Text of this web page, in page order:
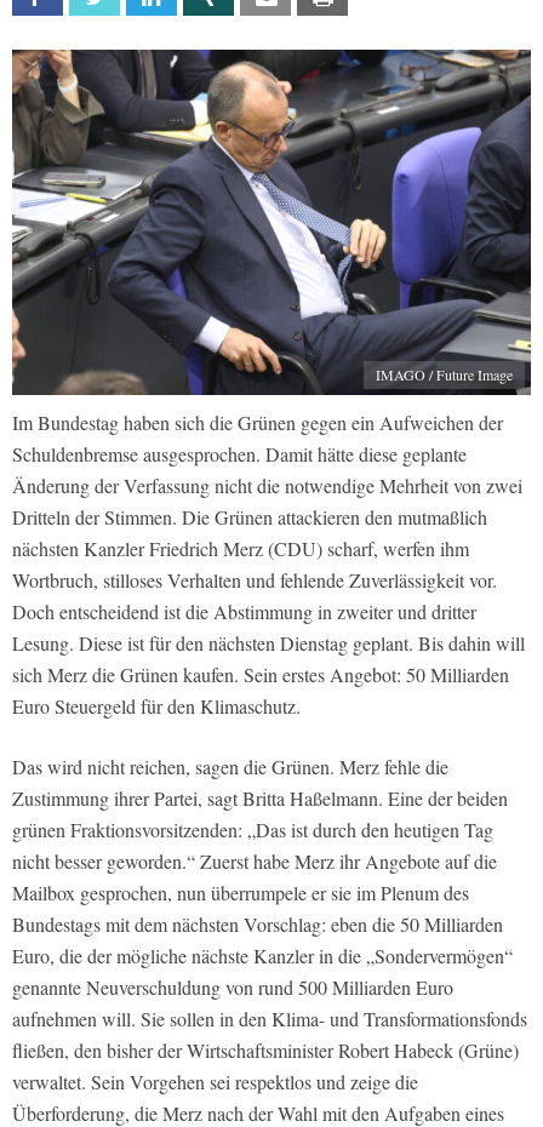
IMAGO / Future Image
Im Bundestag haben sich die Grünen gegen ein Aufweichen der
Schuldenbremse ausgesprochen. Damit hätte diese geplante
Änderung der Verfassung nicht die notwendige Mehrheit von zwei
Dritteln der Stimmen. Die Grünen attackieren den mutmaßlich
nächsten Kanzler Friedrich Merz (CDU) scharf, werfen ihm
Wortbruch, stilloses Verhalten und fehlende Zuverlässigkeit vor.
Doch entscheidend ist die Abstimmung in zweiter und dritter
Lesung. Diese ist für den nächsten Dienstag geplant. Bis dahin will
sich Merz die Grünen kaufen. Sein erstes Angebot: 50 Milliarden
Euro Steuergeld für den Klimaschutz.
Das wird nicht reichen, sagen die Grünen. Merz fehle die
Zustimmung ihrer Partei, sagt Britta Haßelmann. Eine der beiden
grünen Fraktionsvorsitzenden: „Das ist durch den heutigen Tag
nicht besser geworden.“ Zuerst habe Merz ihr Angebote auf die
Mailbox gesprochen, nun überrumpele er sie im Plenum des
Bundestags mit dem nächsten Vorschlag: eben die 50 Milliarden
Euro, die der mögliche nächste Kanzler in die „Sondervermögen“
genannte Neuverschuldung von rund 500 Milliarden Euro
aufnehmen will. Sie sollen in den Klima- und Transformationsfonds
fließen, den bisher der Wirtschaftsminister Robert Habeck (Grüne)
verwaltet. Sein Vorgehen sei respektlos und zeige die
Überforderung, die Merz nach der Wahl mit den Aufgaben eines